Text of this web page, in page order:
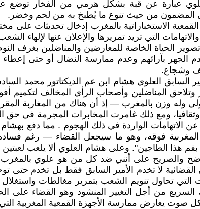
عبارة عن قبة بشكل هرمي من الفخار
المضمون من حيث تنوع ما يُطبخ به من لحم وخضر.
الاستخباراتية بالمغرب إدخال تحديثات
التي تريد تمريرها والإعلان عنها
وتصوير الحياة الخاصة للمعارضين والمناضلين
بآرائهم وعدم ممارسة النضال أو حتى إعطاء
وشجاع.
السابق العلوي هشام ابن عم الديكتاتور محمد
وتلاحق المناضلين وأصحاب الرأي المخالف لتكميم
وله وزن بالمغرب — إذ أن هناك من المغاربة
وثقافيا، ومع ذلك غامرت المخابرات المجرمة في
عن الاتهامات الواردة في ذلك الهجوم . مما دفع
المغربية فوقه، وهو ما سيجعل القضاء — رغم
بفم هذا الطاجين". وعلى هشام العلوي ألا يلعب
والصريح على أنني ضد كل من هو علوي بالمغرب
لا تخدم الأمير السابق فقط بل تخدم
التي تحاول تنويم الشعب بتمرير مغالطات
من أجل التغيير المنشود وهو القضاء على
كل صوت يعارض ممارسة الأجهزة القمعية المغربية